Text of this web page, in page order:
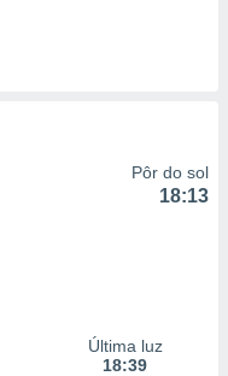
Pôr do sol
18:13
Última luz
18:39